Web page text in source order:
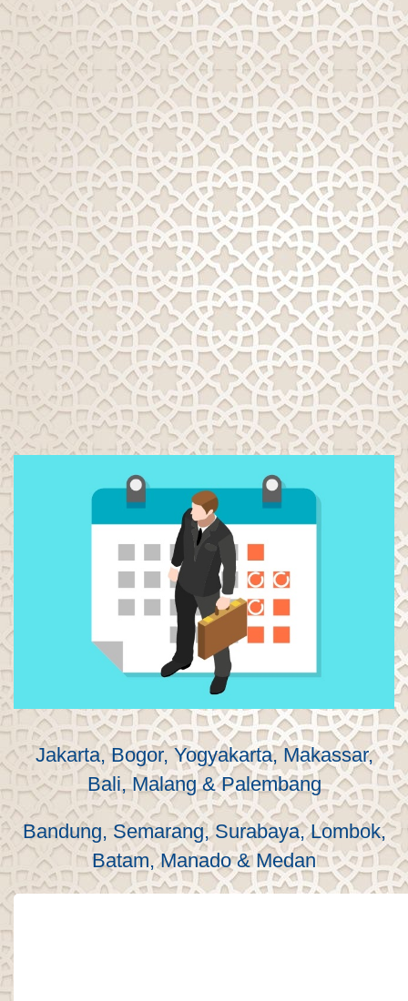
Jakarta, Bogor, Yogyakarta, Makassar,
Bali, Malang & Palembang
Bandung, Semarang, Surabaya, Lombok,
Batam, Manado & Medan